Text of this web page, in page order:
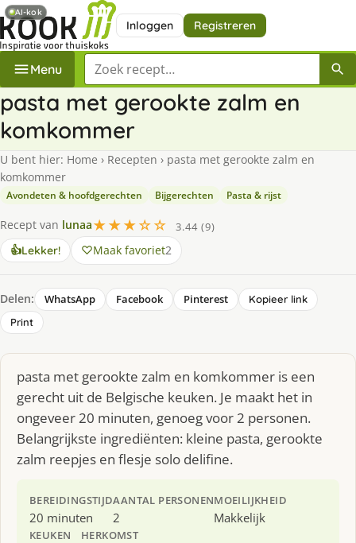
Inloggen Registreren
Menu Zoek een recept
pasta met gerookte zalm en
komkommer
U bent hier: Home › Recepten › pasta met gerookte zalm en
komkommer
Avondeten & hoofdgerechten Bijgerechten Pasta & rijst
Recept van lunaa★★★☆☆
3.44 (9)
👍Lekker! Maak favoriet2
Delen: WhatsApp Facebook Pinterest
Kopieer link
Print
pasta met gerookte zalm en komkommer is een
gerecht uit de Belgische keuken. Je maakt het in
ongeveer 20 minuten, genoeg voor 2 personen.
Belangrijkste ingrediënten: kleine pasta, gerookte
zalm reepjes en flesje solo delifine.
BEREIDINGSTIJD
20 minuten
AANTAL PERSONEN
2
MOEILIJKHEID
Makkelijk
KEUKEN HERKOMST
AI-kok